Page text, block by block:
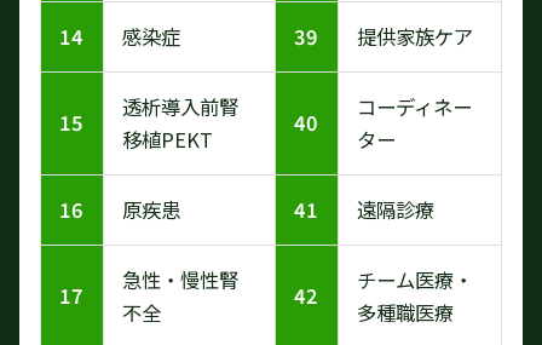
14 感染症 39 提供家族ケア
15
透析導入前腎
移植PEKT
40
コーディネー
ター
16 原疾患 41 遠隔診療
17
急性・慢性腎
不全
42
チーム医療・
多種職医療